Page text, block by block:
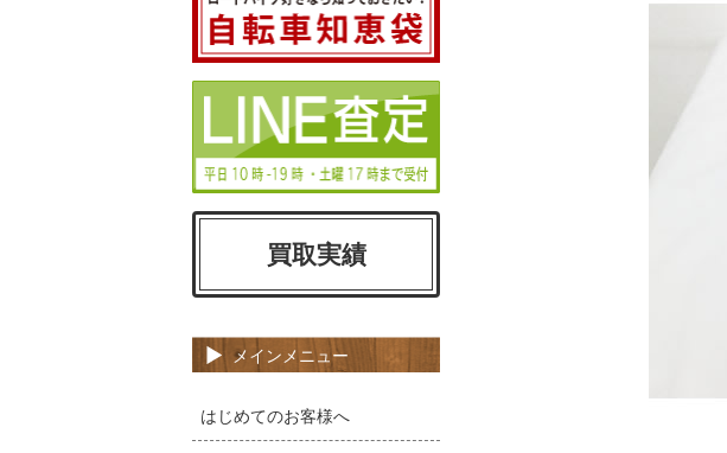
買取実績
メインメニュー
はじめてのお客様へ